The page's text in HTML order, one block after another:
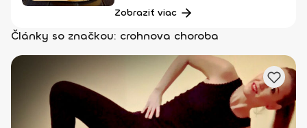
Zobraziť viac
Články so značkou: crohnova choroba